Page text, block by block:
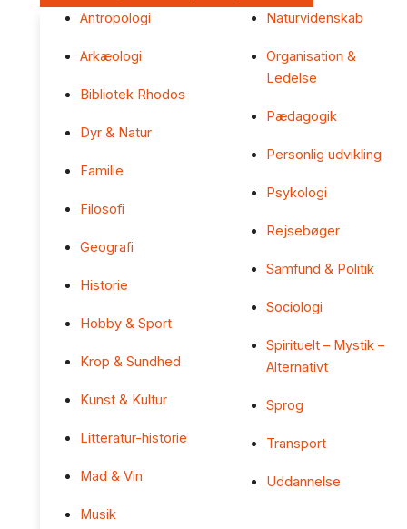
Antropologi
Arkæologi
Bibliotek Rhodos
Dyr & Natur
Familie
Filosofi
Geografi
Historie
Hobby & Sport
Krop & Sundhed
Kunst & Kultur
Litteratur-historie
Mad & Vin
Musik
Naturvidenskab
Organisation &
Ledelse
Pædagogik
Personlig udvikling
Psykologi
Rejsebøger
Samfund & Politik
Sociologi
Spirituelt – Mystik –
Alternativt
Sprog
Transport
Uddannelse